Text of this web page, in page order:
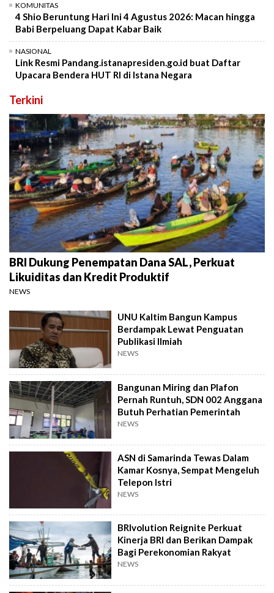
KOMUNITAS
4 Shio Beruntung Hari Ini 4 Agustus 2026: Macan hingga
Babi Berpeluang Dapat Kabar Baik
NASIONAL
Link Resmi Pandang.istanapresiden.go.id buat Daftar
Upacara Bendera HUT RI di Istana Negara
Terkini
BRI Dukung Penempatan Dana SAL, Perkuat
Likuiditas dan Kredit Produktif
NEWS
UNU Kaltim Bangun Kampus
Berdampak Lewat Penguatan
Publikasi Ilmiah
NEWS
Bangunan Miring dan Plafon
Pernah Runtuh, SDN 002 Anggana
Butuh Perhatian Pemerintah
NEWS
ASN di Samarinda Tewas Dalam
Kamar Kosnya, Sempat Mengeluh
Telepon Istri
NEWS
BRIvolution Reignite Perkuat
Kinerja BRI dan Berikan Dampak
Bagi Perekonomian Rakyat
NEWS